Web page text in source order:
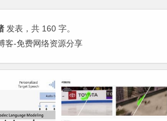
发表，共 160 字。
客-免费网络资源分享